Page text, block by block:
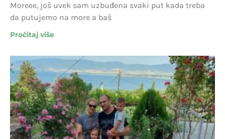
Moreee, još uvek sam uzbuđena svaki put kada treba
da putujemo na more a baš
Pročitaj više